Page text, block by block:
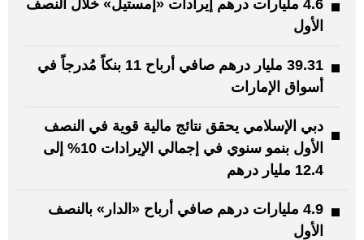
4.6 مليارات درهم إيرادات «إمستيل» خلال النصف
الأول
39.31 مليار درهم صافي أرباح 11 بنكاً مُدرجاً في
أسواق الإمارات
دبي الإسلامي يحقق نتائج مالية قوية في النصف
الأول بنمو سنوي في إجمالي الإيرادات 10% إلى
12.4 مليار درهم
4.9 مليارات درهم صافي أرباح «الدار» بالنصف
الأول